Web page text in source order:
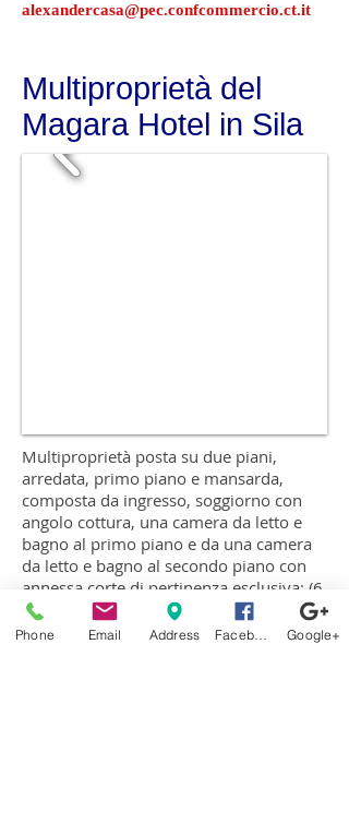
alexandercasa@pec.confcommercio.ct.it
Multiproprietà del
Magara Hotel in Sila
Multiproprietà posta su due piani,
arredata, primo piano e mansarda,
composta da ingresso, soggiorno con
angolo cottura, una camera da letto e
bagno al primo piano e da una camera
da letto e bagno al secondo piano con
annessa corte di pertinenza esclusiva; (6
posti letto in totale) l'immobile si trova
all'interno del contesto immobiliare
Phone Email Address Google+